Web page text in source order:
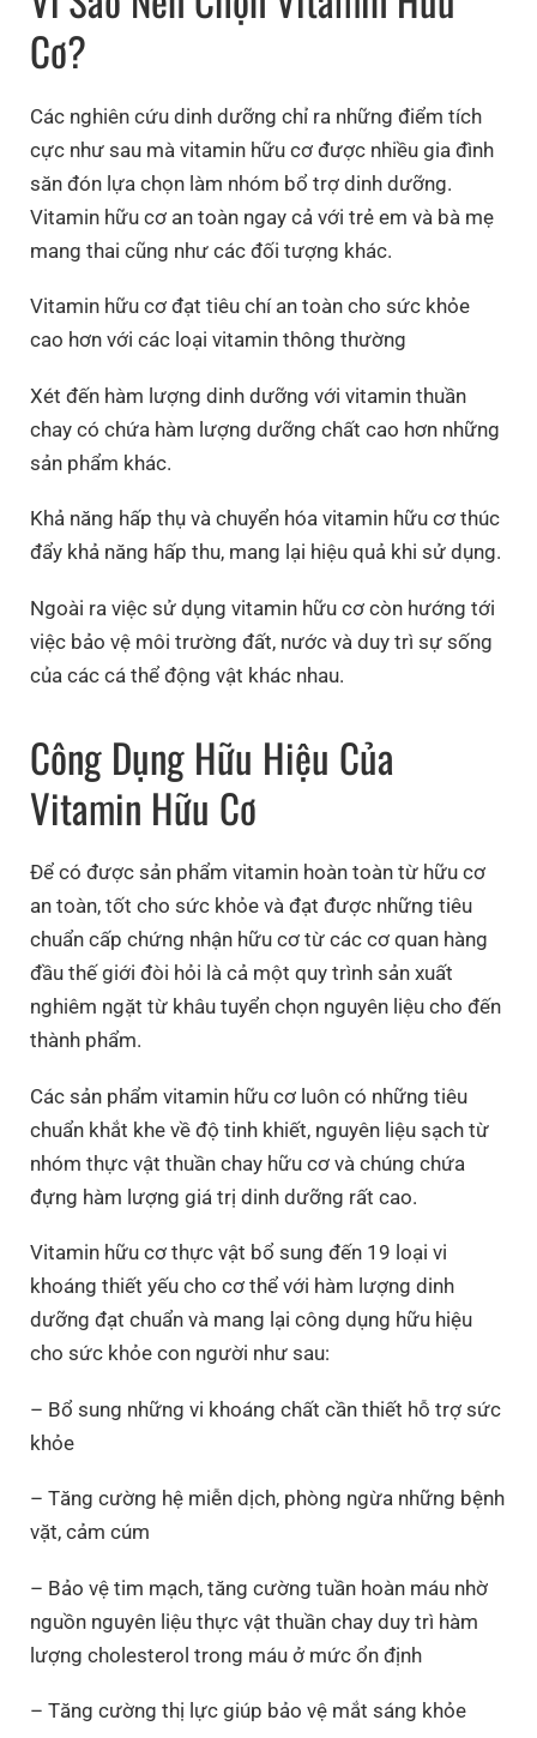
Cơ?
Các nghiên cứu dinh dưỡng chỉ ra những điểm tích
cực như sau mà vitamin hữu cơ được nhiều gia đình
săn đón lựa chọn làm nhóm bổ trợ dinh dưỡng.
Vitamin hữu cơ an toàn ngay cả với trẻ em và bà mẹ
mang thai cũng như các đối tượng khác.
Vitamin hữu cơ đạt tiêu chí an toàn cho sức khỏe
cao hơn với các loại vitamin thông thường
Xét đến hàm lượng dinh dưỡng với vitamin thuần
chay có chứa hàm lượng dưỡng chất cao hơn những
sản phẩm khác.
Khả năng hấp thụ và chuyển hóa vitamin hữu cơ thúc
đẩy khả năng hấp thu, mang lại hiệu quả khi sử dụng.
Ngoài ra việc sử dụng vitamin hữu cơ còn hướng tới
việc bảo vệ môi trường đất, nước và duy trì sự sống
của các cá thể động vật khác nhau.
Công Dụng Hữu Hiệu Của
Vitamin Hữu Cơ
Để có được sản phẩm vitamin hoàn toàn từ hữu cơ
an toàn, tốt cho sức khỏe và đạt được những tiêu
chuẩn cấp chứng nhận hữu cơ từ các cơ quan hàng
đầu thế giới đòi hỏi là cả một quy trình sản xuất
nghiêm ngặt từ khâu tuyển chọn nguyên liệu cho đến
thành phẩm.
Các sản phẩm vitamin hữu cơ luôn có những tiêu
chuẩn khắt khe về độ tinh khiết, nguyên liệu sạch từ
nhóm thực vật thuần chay hữu cơ và chúng chứa
đựng hàm lượng giá trị dinh dưỡng rất cao.
Vitamin hữu cơ thực vật bổ sung đến 19 loại vi
khoáng thiết yếu cho cơ thể với hàm lượng dinh
dưỡng đạt chuẩn và mang lại công dụng hữu hiệu
cho sức khỏe con người như sau:
– Bổ sung những vi khoáng chất cần thiết hỗ trợ sức
khỏe
– Tăng cường hệ miễn dịch, phòng ngừa những bệnh
vặt, cảm cúm
– Bảo vệ tim mạch, tăng cường tuần hoàn máu nhờ
nguồn nguyên liệu thực vật thuần chay duy trì hàm
lượng cholesterol trong máu ở mức ổn định
– Tăng cường thị lực giúp bảo vệ mắt sáng khỏe